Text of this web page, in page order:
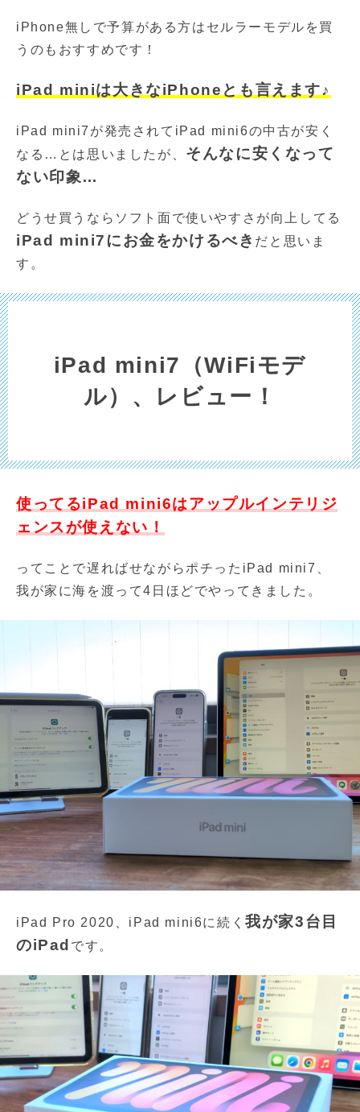
iPhone無しで予算がある方はセルラーモデルを買
うのもおすすめです！
iPad miniは大きなiPhoneとも言えます♪
iPad mini7が発売されてiPad mini6の中古が安く
なる…とは思いましたが、 そんなに安くなって
ない印象…
どうせ買うならソフト面で使いやすさが向上してる
iPad mini7にお金をかけるべき だと思いま
す。
iPad mini7（WiFiモデ
ル）、レビュー！
使ってるiPad mini6はアップルインテリジ
ェンスが使えない！
ってことで遅ればせながらポチったiPad mini7、
我が家に海を渡って4日ほどでやってきました。
iPad Pro 2020、iPad mini6に続く我が家3台目
のiPad です。